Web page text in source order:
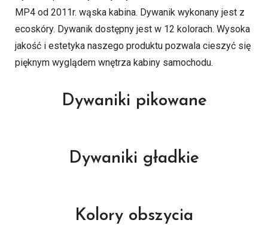
MP4 od 2011r. wąska kabina. Dywanik wykonany jest z
ecoskóry. Dywanik dostępny jest w 12 kolorach. Wysoka
jakość i estetyka naszego produktu pozwala cieszyć się
pięknym wyglądem wnętrza kabiny samochodu.
Dywaniki pikowane
Dywaniki gładkie
Kolory obszycia